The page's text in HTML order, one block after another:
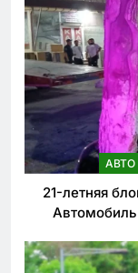
АВТО
21-летняя
Автомобиль